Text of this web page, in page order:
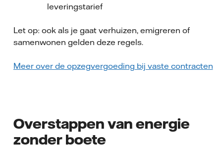
leveringstarief
Let op: ook als je gaat verhuizen, emigreren of
samenwonen gelden deze regels.
Meer over de opzegvergoeding bij vaste contracten
Overstappen van energie
zonder boete